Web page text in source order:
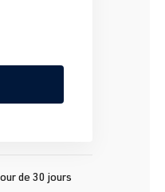
de 30 jours